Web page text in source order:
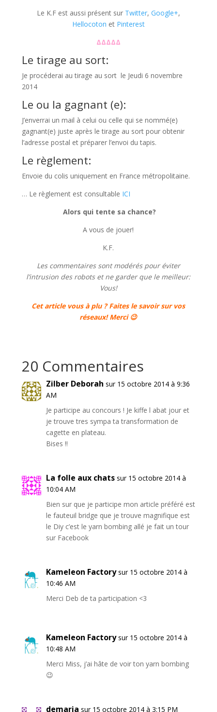
Le K.F est aussi présent sur Twitter, Google+,
Hellocoton et Pinterest
ΔΔΔΔΔ
Le tirage au sort:
Je procéderai au tirage au sort le Jeudi 6 novembre
2014
Le ou la gagnant (e):
J’enverrai un mail à celui ou celle qui se nommé(e)
gagnant(e) juste après le tirage au sort pour obtenir
l’adresse postal et préparer l’envoi du tapis.
Le règlement:
Envoie du colis uniquement en France métropolitaine.
… Le règlement est consultable ICI
Alors qui tente sa chance?
A vous de jouer!
K.F.
Les commentaires sont modérés pour éviter
l’intrusion des robots et ne garder que le meilleur:
Vous!
Cet article vous à plu ? Faites le savoir sur vos
réseaux! Merci 😉
20 Commentaires
Zilber Deborah sur 15 octobre 2014 à 9:36
AM
Je participe au concours ! Je kiffe l abat jour et
je trouve tres sympa ta transformation de
cagette en plateau.
Bises !!
La folle aux chats sur 15 octobre 2014 à
10:04 AM
Bien sur que je participe mon article préféré est
le fauteuil bridge que je trouve magnifique est
le Diy c’est le yarn bombing allé je fait un tour
sur Facebook
Kameleon Factory sur 15 octobre 2014 à
10:46 AM
Merci Deb de ta participation <3
Kameleon Factory sur 15 octobre 2014 à
10:48 AM
Merci Miss, j’ai hâte de voir ton yarn bombing
😉
demaria sur 15 octobre 2014 à 3:15 PM